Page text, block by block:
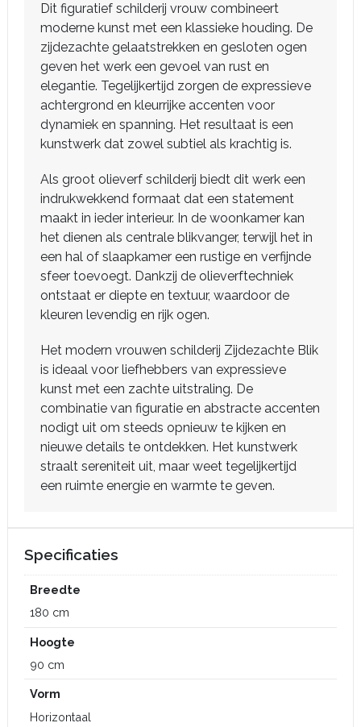
Dit figuratief schilderij vrouw combineert
moderne kunst met een klassieke houding. De
zijdezachte gelaatstrekken en gesloten ogen
geven het werk een gevoel van rust en
elegantie. Tegelijkertijd zorgen de expressieve
achtergrond en kleurrijke accenten voor
dynamiek en spanning. Het resultaat is een
kunstwerk dat zowel subtiel als krachtig is.
Als groot olieverf schilderij biedt dit werk een
indrukwekkend formaat dat een statement
maakt in ieder interieur. In de woonkamer kan
het dienen als centrale blikvanger, terwijl het in
een hal of slaapkamer een rustige en verfijnde
sfeer toevoegt. Dankzij de olieverftechniek
ontstaat er diepte en textuur, waardoor de
kleuren levendig en rijk ogen.
Het modern vrouwen schilderij Zijdezachte Blik
is ideaal voor liefhebbers van expressieve
kunst met een zachte uitstraling. De
combinatie van figuratie en abstracte accenten
nodigt uit om steeds opnieuw te kijken en
nieuwe details te ontdekken. Het kunstwerk
straalt sereniteit uit, maar weet tegelijkertijd
een ruimte energie en warmte te geven.
Specificaties
Breedte
180 cm
Hoogte
90 cm
Vorm
Horizontaal